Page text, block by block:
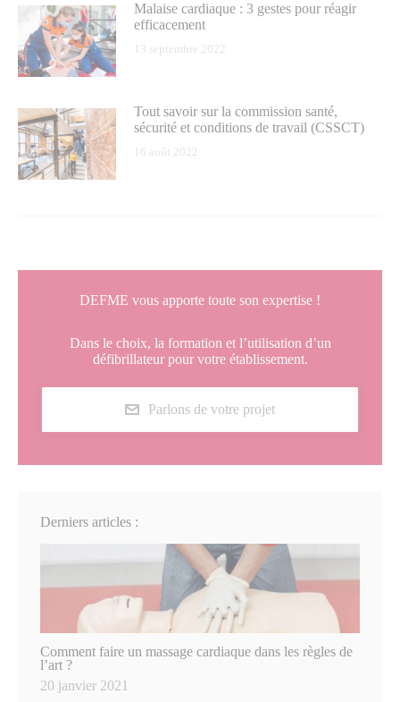
Malaise cardiaque : 3 gestes pour réagir
efficacement
13 septembre 2022
Tout savoir sur la commission santé,
sécurité et conditions de travail (CSSCT)
16 août 2022
DEFME vous apporte toute son expertise !
Dans le choix, la formation et l’utilisation d’un
défibrillateur pour votre établissement.
Parlons de votre projet
Derniers articles :
Comment faire un massage cardiaque dans les règles de
l’art ?
20 janvier 2021